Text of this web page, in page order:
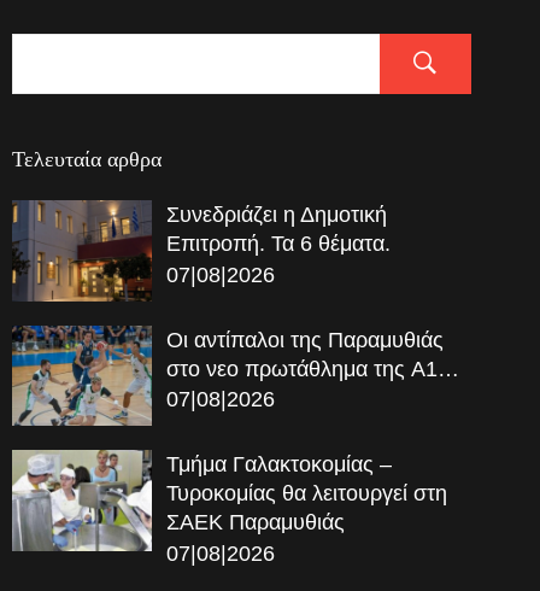
Τελευταία αρθρα
Συνεδριάζει η Δημοτική
Επιτροπή. Τα 6 θέματα.
07|08|2026
Οι αντίπαλοι της Παραμυθιάς
στο νεο πρωτάθλημα της A1…
07|08|2026
Τμήμα Γαλακτοκομίας –
Τυροκομίας θα λειτουργεί στη
ΣΑΕΚ Παραμυθιάς
07|08|2026